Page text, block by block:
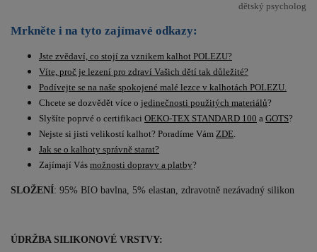
dětský psycholog
Mrkněte i na tyto zajímavé odkazy:
Jste zvědaví, co stojí za vznikem kalhot POLEZU?
Víte, proč je lezení pro zdraví Vašich dětí tak důležité?
Podívejte se na naše spokojené malé lezce v kalhotách POLEZU.
Chcete se dozvědět více o jedinečnosti použitých materiálů?
Slyšíte poprvé o certifikaci OEKO-TEX STANDARD 100 a GOTS?
Nejste si jisti velikostí kalhot? Poradíme Vám ZDE.
Jak se o kalhoty správně starat?
Zajímají Vás možnosti dopravy a platby?
SLOŽENÍ: 95% BIO bavlna, 5% elastan, zdravotně nezávadný silikon
ÚDRŽBA SILIKONOVÉ VRSTVY: